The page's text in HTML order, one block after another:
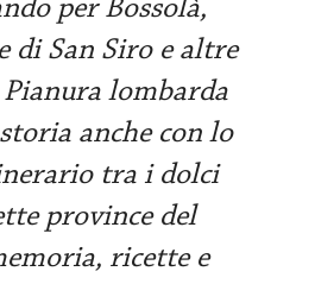
per Bossolà,
di San Siro e altre
lombarda
anche con lo
tra i dolci
province del
ricette e